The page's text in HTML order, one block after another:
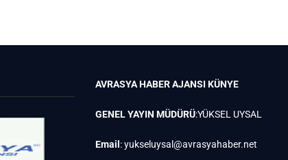
AVRASYA HABER AJANSI KÜNYE
GENEL YAYIN MÜDÜRÜ:YÜKSEL UYSAL
Email :yukseluysal@avrasyahaber.net